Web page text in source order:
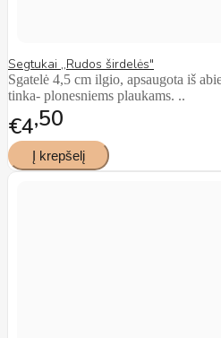
Segtukai ,,Rudos širdelės"
Sgatelė 4,5 cm ilgio, apsaugota iš
tinka- plonesniems plaukams. ..
€4 50